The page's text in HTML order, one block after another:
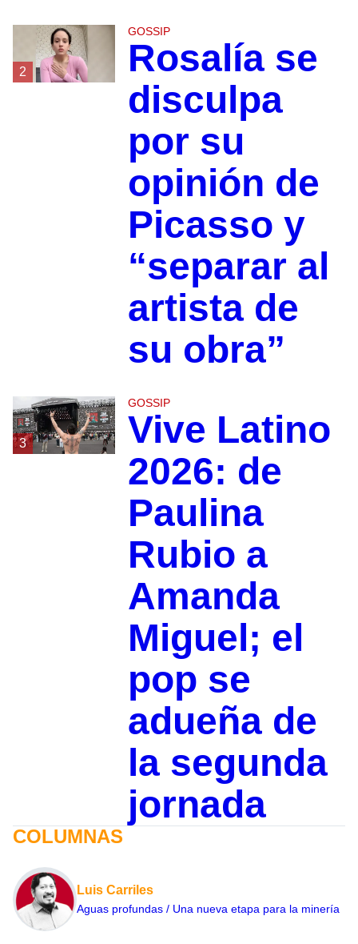
2
GOSSIP
Rosalía se
disculpa
por su
opinión de
Picasso y
“separar al
artista de
su obra”
3
GOSSIP
Vive Latino
2026: de
Paulina
Rubio a
Amanda
Miguel; el
pop se
adueña de
la segunda
jornada
COLUMNAS
Luis Carriles
Aguas profundas / Una nueva etapa para la minería